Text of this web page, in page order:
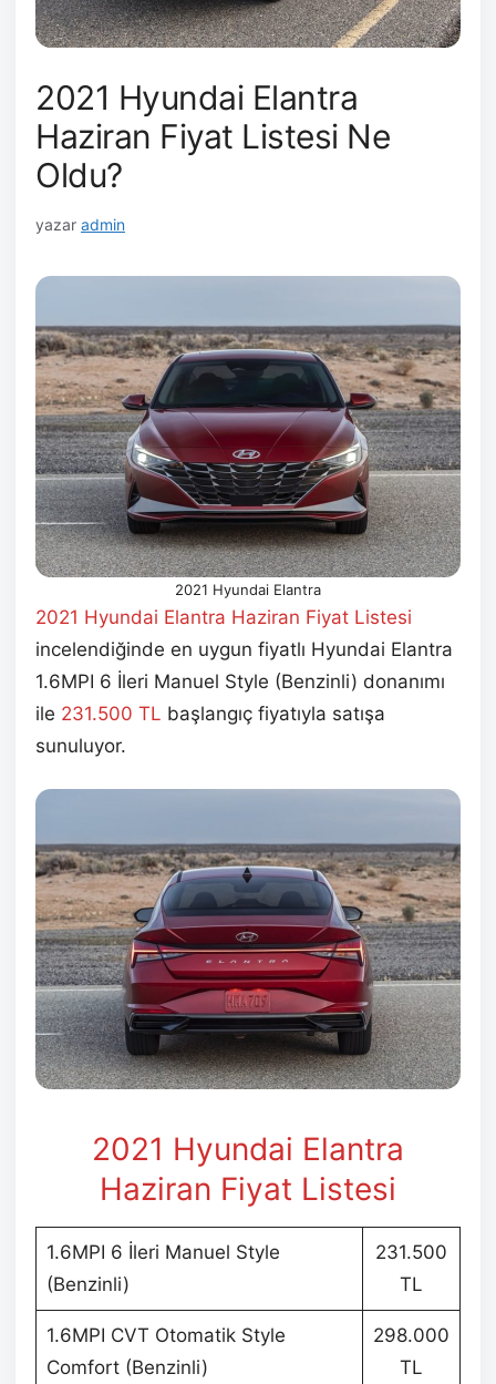
2021 Hyundai Elantra
Haziran Fiyat Listesi Ne
Oldu?
yazar admin
2021 Hyundai Elantra
2021 Hyundai Elantra Haziran Fiyat Listesi
incelendiğinde en uygun fiyatlı Hyundai Elantra
1.6MPI 6 İleri Manuel Style (Benzinli) donanımı
ile 231.500 TL başlangıç fiyatıyla satışa
sunuluyor.
2021 Hyundai Elantra
Haziran Fiyat Listesi
1.6MPI 6 İleri Manuel Style
(Benzinli)
231.500
TL
1.6MPI CVT Otomatik Style
Comfort (Benzinli)
298.000
TL